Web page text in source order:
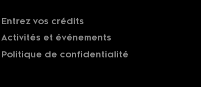
Entrez vos crédits
Activités et événements
Politique de confidentialité